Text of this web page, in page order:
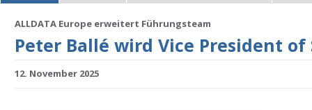
ALLDATA Europe erweitert Führungsteam
Peter Ballé wird Vice President of
12. November 2025